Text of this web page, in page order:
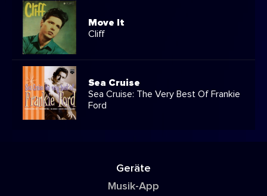
Move It
Cliff
Sea Cruise
Sea Cruise: The Very Best Of Frankie
Ford
Geräte
Musik-App